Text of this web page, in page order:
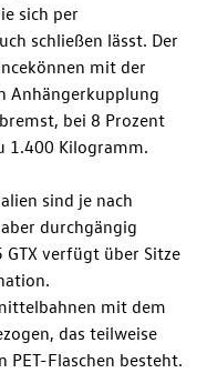
sich per
schließen lässt. Der
können mit der
Anhängerkupplung
bei 8 Prozent
1.400 Kilogramm.
sind je nach
durchgängig
GTX verfügt über Sitze
mit dem
das teilweise
PET-Flaschen besteht.